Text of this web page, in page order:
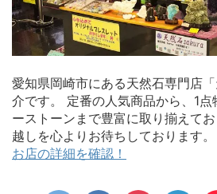
愛知県岡崎市にある天然石専門店
介です。 定番の人気商品から、1
ーストーンまで豊富に取り揃えて
越しを心よりお待ちしております。
お店の詳細を確認！